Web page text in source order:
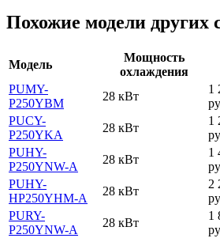
Похожие модели других
Модель
Мощность
охлаждения
PUMY-
P250YBM
28 кВт
1
PUCY-
P250YKA
28 кВт
1
PUHY-
P250YNW-A
28 кВт
1
PUHY-
HP250YHM-A
28 кВт
2
PURY-
P250YNW-A
28 кВт
1